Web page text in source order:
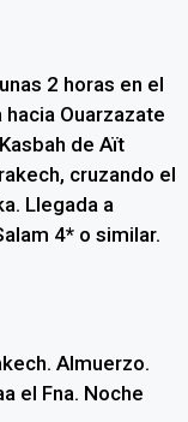
2 horas en el
Ouarzazate
de Aït
cruzando el
Llegada a
4* o similar.
Almuerzo.
el Fna. Noche